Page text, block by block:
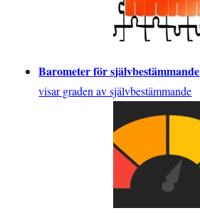
Barometer för självbestämmande
visar graden av självbestämmande